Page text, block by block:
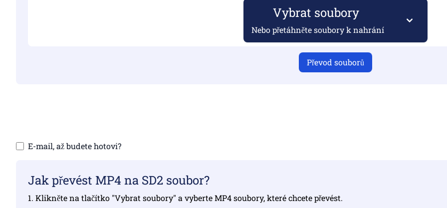
Vybrat soubory
Nebo přetáhněte soubory k nahrání
Převod souborů
E-mail, až budete hotovi?
Jak převést MP4 na SD2 soubor?
1. Klikněte na tlačítko "Vybrat soubory" a vyberte MP4 soubory, které chcete převést.